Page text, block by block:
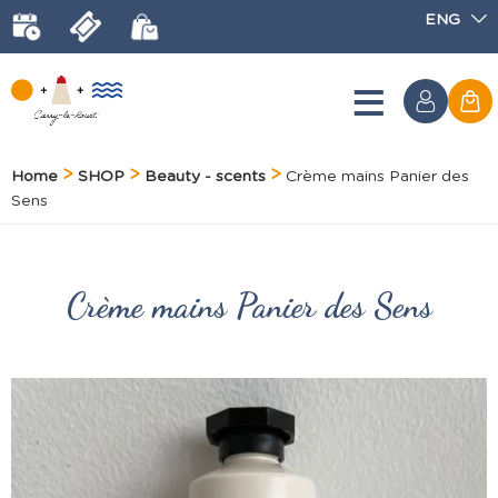
ENG
Home SHOP Beauty - scents
Crème mains Panier des
Sens
Crème mains Panier des Sens